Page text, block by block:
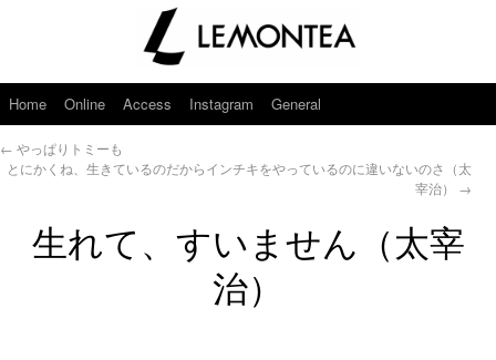
Home Online Access Instagram General
← やっぱりトミーも
とにかくね、生きているのだからインチキをやっているのに違いないのさ（太
宰治） →
生れて、すいません（太宰
治）